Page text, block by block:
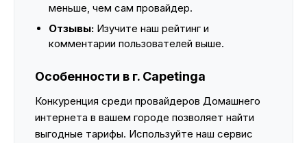
меньше, чем сам провайдер.
Отзывы: Изучите наш рейтинг и
комментарии пользователей выше.
Особенности в г. Capetinga
Конкуренция среди провайдеров Домашнего
интернета в вашем городе позволяет найти
выгодные тарифы. Используйте наш сервис